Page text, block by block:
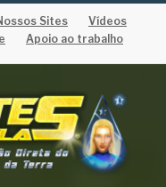
Sites
Vídeos
Apoio ao trabalho